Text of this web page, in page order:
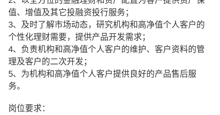
值、增值及其它投融资投行服务；
3、及时了解市场动态，研究机构和高净值个人客户的
个性化理财需要，提供产品开发需求；
4、负责机构和高净值个人客户的维护、客户资料的管
理及客户的二次开发；
5、为机构和高净值个人客户提供良好的产品售后服
务。
岗位要求：